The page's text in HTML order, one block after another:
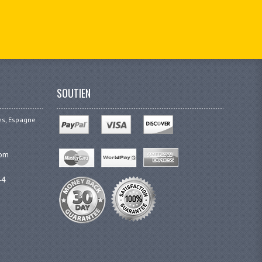
Espagne
SOUTIEN